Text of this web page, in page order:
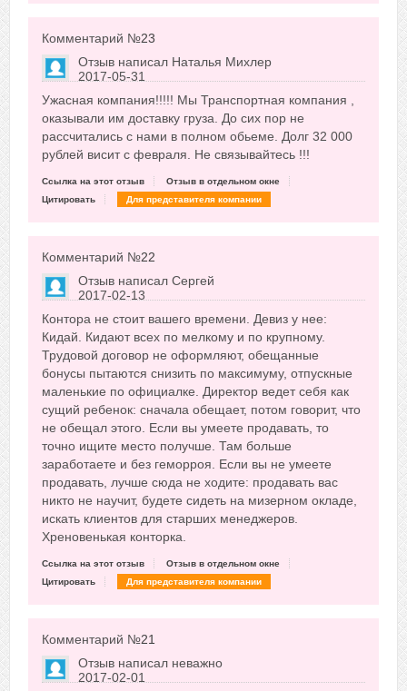
Комментарий №23
Отзыв написал Наталья Михлер
2017-05-31
0
Сказать друзьям об отзыве
Ужасная компания!!!!! Мы Транспортная компания ,
оказывали им доставку груза. До сих пор не
рассчитались с нами в полном обьеме. Долг 32 000
рублей висит с февраля. Не связывайтесь !!!
Ссылка на этот отзыв
Отзыв в отдельном окне
Цитировать
Для представителя компании
Комментарий №22
Отзыв написал Сергей
2017-02-13
-8
Сказать друзьям об отзыве
Контора не стоит вашего времени. Девиз у нее:
Кидай. Кидают всех по мелкому и по крупному.
Трудовой договор не оформляют, обещанные
бонусы пытаются снизить по максимуму, отпускные
маленькие по официалке. Директор ведет себя как
сущий ребенок: сначала обещает, потом говорит, что
не обещал этого. Если вы умеете продавать, то
точно ищите место получше. Там больше
заработаете и без геморроя. Если вы не умеете
продавать, лучше сюда не ходите: продавать вас
никто не научит, будете сидеть на мизерном окладе,
искать клиентов для старших менеджеров.
Хреновенькая конторка.
Ссылка на этот отзыв
Отзыв в отдельном окне
Цитировать
Для представителя компании
Комментарий №21
Отзыв написал неважно
2017-02-01